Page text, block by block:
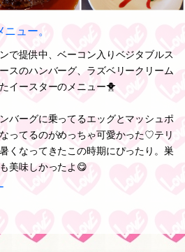
ュー。
で提供中、ベーコン入りベジタブルス
スのハンバーグ、ラズベリークリーム
イースターのメニュー🐥
バーグに乗ってるエッグとマッシュポ
ってるのがめっちゃ可愛かった♡テリ
くなってきたこの時期にぴったり。巣
美味しかったよ😋